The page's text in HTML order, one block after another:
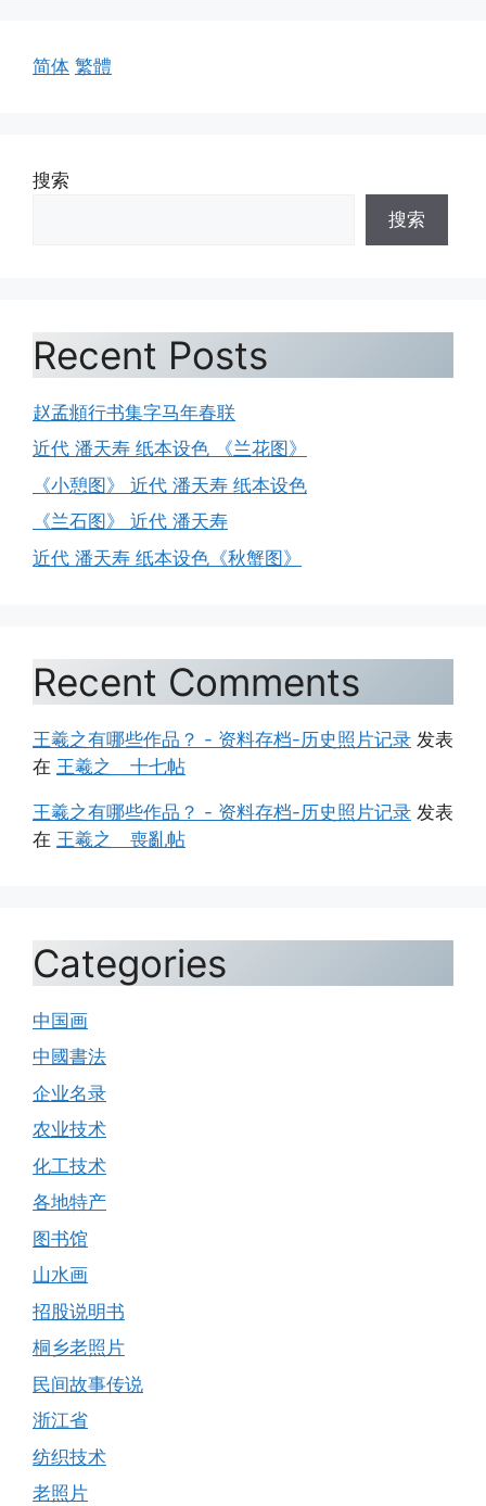
简体 繁體
搜索
搜索
Recent Posts
赵孟頫行书集字马年春联
近代 潘天寿 纸本设色 《兰花图》
《小憩图》 近代 潘天寿 纸本设色
《兰石图》 近代 潘天寿
近代 潘天寿 纸本设色《秋蟹图》
Recent Comments
王羲之有哪些作品？ - 资料存档-历史照片记录 发表
在 王羲之 十七帖
王羲之有哪些作品？ - 资料存档-历史照片记录 发表
在 王羲之 喪亂帖
Categories
中国画
中國書法
企业名录
农业技术
化工技术
各地特产
图书馆
山水画
招股说明书
桐乡老照片
民间故事传说
浙江省
纺织技术
老照片